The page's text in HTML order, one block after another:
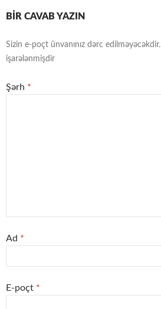
BIR CAVAB YAZIN
Sizin e-poçt ünvanınız dərc edilməyəcəkdir.
işarələnmişdir
Şərh *
Ad *
E-poçt *